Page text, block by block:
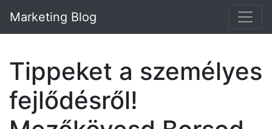
Marketing Blog
Tippeket a személyes
fejlődésről!